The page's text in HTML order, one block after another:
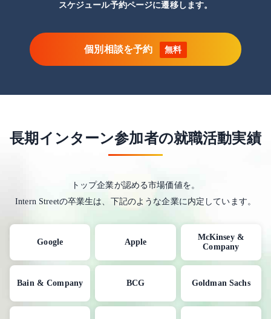
スケジュール予約ページに遷移します。
個別相談を予約 無料
長期インターン参加者の就職活動実績
トップ企業が認める市場価値を。
Intern Streetの卒業生は、下記のような企業に内定しています。
Google Apple
McKinsey &
Company
Bain & Company BCG Goldman Sachs